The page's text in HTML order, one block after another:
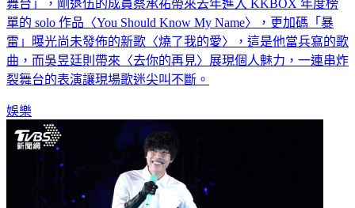
舞台」，剛退伍的成員蔡承祐帶來去年進入 KKBOX 年度榜
單的 solo 作品〈You Should Know My Name〉，更加碼「暴
雷」曝光尚未發佈的新歌〈燒了我的愛〉，這是他當兵寫的歌
曲，而吳昱廷則帶來〈去你的再見〉展現個人魅力，一連串炸
裂舞台的表演讓現場歌迷尖叫不斷。
娛樂